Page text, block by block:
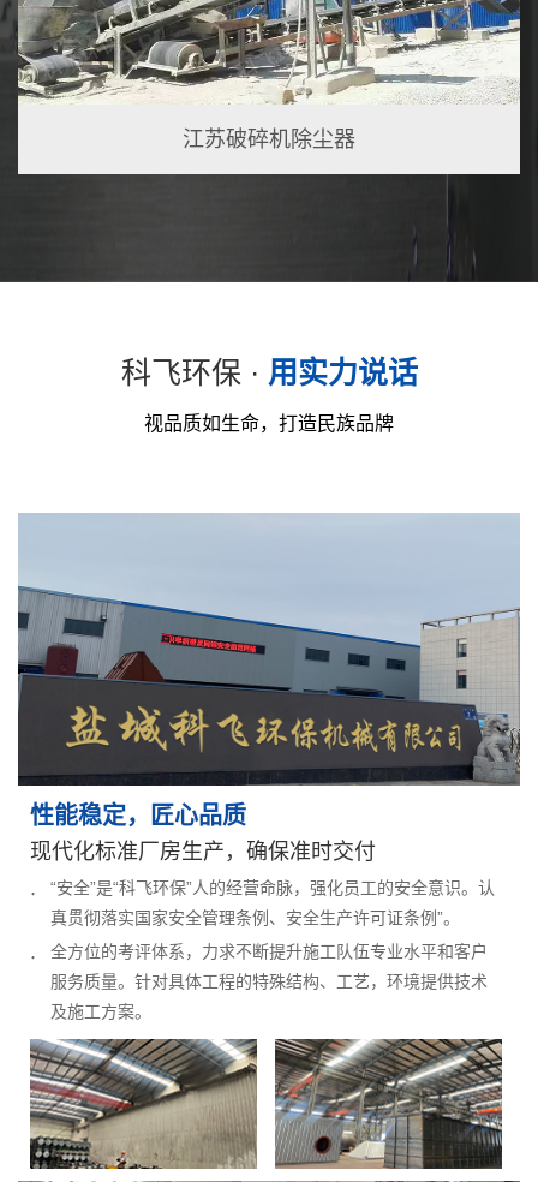
江苏破碎机除尘器
科飞环保 · 用实力说话
视品质如生命，打造民族品牌
性能稳定，匠心品质
现代化标准厂房生产，确保准时交付
“安全”是“科飞环保”人的经营命脉，强化员工的安全意识。认
真贯彻落实国家安全管理条例、安全生产许可证条例”。
全方位的考评体系，力求不断提升施工队伍专业水平和客户
服务质量。针对具体工程的特殊结构、工艺，环境提供技术
及施工方案。